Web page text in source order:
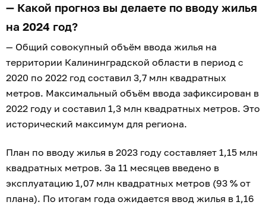
— Какой прогноз вы делаете по вводу жилья
на 2024 год?
— Общий совокупный объём ввода жилья на
территории Калининградской области в период с
2020 по 2022 год составил 3,7 млн квадратных
метров. Максимальный объём ввода зафиксирован в
2022 году и составил 1,3 млн квадратных метров. Это
исторический максимум для региона.
План по вводу жилья в 2023 году составляет 1,15 млн
квадратных метров. За 11 месяцев введено в
эксплуатацию 1,07 млн квадратных метров (93 % от
плана). По итогам года ожидается ввод жилья в 1,16